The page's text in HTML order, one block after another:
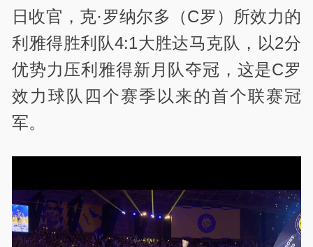
日收官，克·罗纳尔多（C罗）所效力的
利雅得胜利队4:1大胜达马克队，以2分
优势力压利雅得新月队夺冠，这是C罗
效力球队四个赛季以来的首个联赛冠
军。